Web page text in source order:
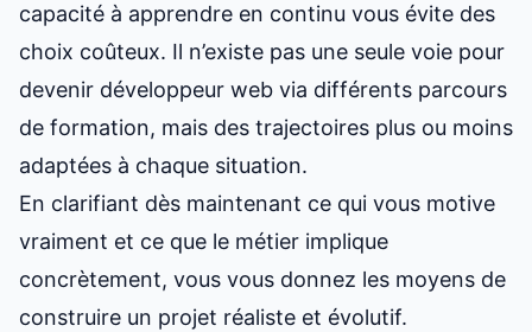
capacité à apprendre en continu vous évite des
choix coûteux. Il n’existe pas une seule voie pour
devenir développeur web via différents parcours
de formation, mais des trajectoires plus ou moins
adaptées à chaque situation.
En clarifiant dès maintenant ce qui vous motive
vraiment et ce que le métier implique
concrètement, vous vous donnez les moyens de
construire un projet réaliste et évolutif.